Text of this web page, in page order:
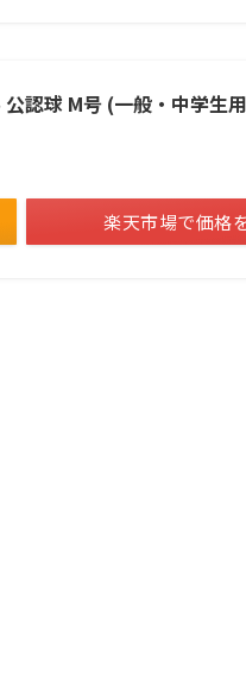
認球 M号 (一般・中学生
楽天市場で価格